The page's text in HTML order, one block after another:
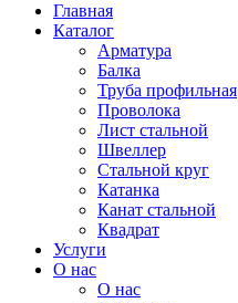
Главная
Каталог
Арматура
Балка
Труба профильная
Проволока
Лист стальной
Швеллер
Стальной круг
Катанка
Канат стальной
Квадрат
Услуги
О нас
О нас